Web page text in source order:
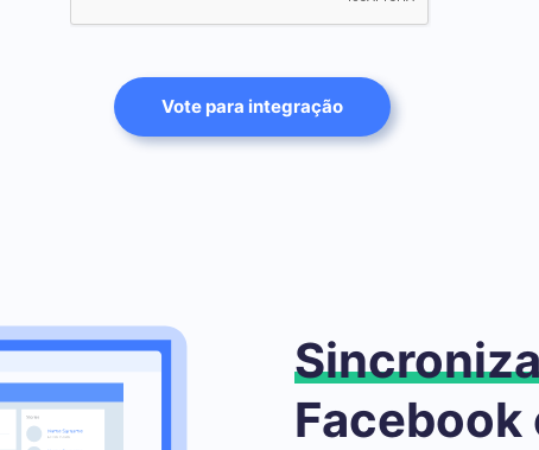
Vote para integração
Facebook